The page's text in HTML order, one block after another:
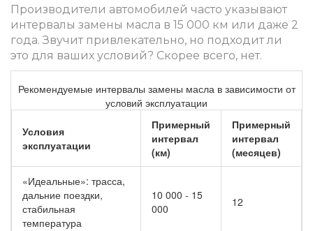
Производители автомобилей часто указывают
интервалы замены масла в 15 000 км или даже 2
года. Звучит привлекательно, но подходит ли
это для ваших условий? Скорее всего, нет.
Рекомендуемые интервалы замены масла в зависимости от
условий эксплуатации
Условия
эксплуатации
Примерный
интервал
(км)
Примерный
интервал
(месяцев)
«Идеальные»: трасса,
дальние поездки,
стабильная
температура
10 000 - 15
000
12